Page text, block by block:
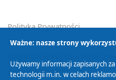
Polityka Prywatności
Zasady korzystania z Serwisu
Cyfryzacja DAB+
Ważne: nasze strony
Używamy informacji zapisanych
technologii m.in. w celach